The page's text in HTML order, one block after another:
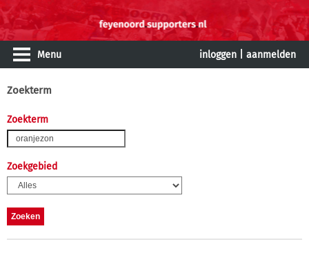
Menu inloggen aanmelden
Zoekterm
Zoekterm
Zoekgebied